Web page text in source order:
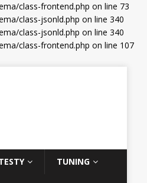
class-frontend.php on line 73
class-jsonld.php on line 340
class-jsonld.php on line 340
class-frontend.php on line 107
TUNING